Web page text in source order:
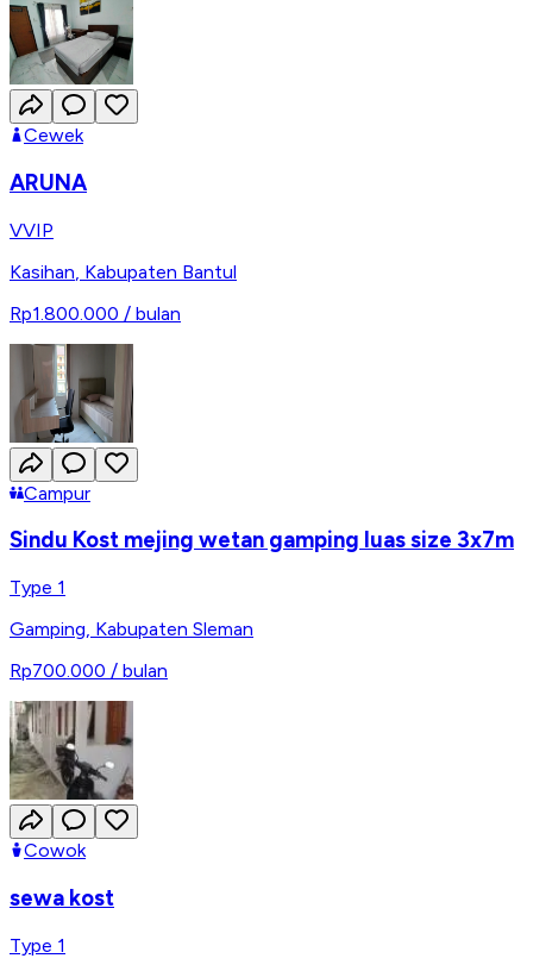
Cewek
ARUNA
VVIP
Kasihan Kabupaten Bantul
Rp1.800.000 / bulan
Campur
Sindu Kost mejing wetan gamping luas size 3x7m
Type 1
Gamping, Kabupaten Sleman
Rp700.000 / bulan
Cowok
sewa kost
Type 1